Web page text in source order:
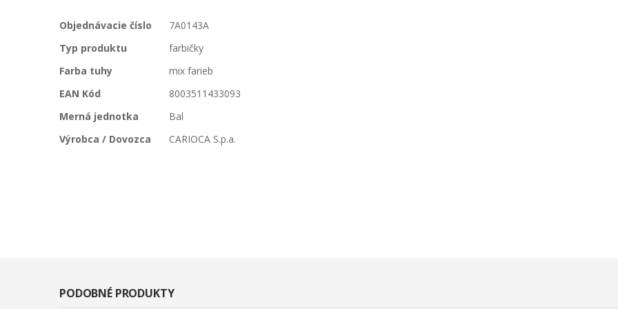
Viac
informácií
Objednávacie číslo
7A0143A
Typ produktu
farbičky
Farba tuhy
mix farieb
EAN Kód
8003511433093
Merná jednotka
Bal
Výrobca / Dovozca
CARIOCA S.p.a.
PODOBNÉ PRODUKTY